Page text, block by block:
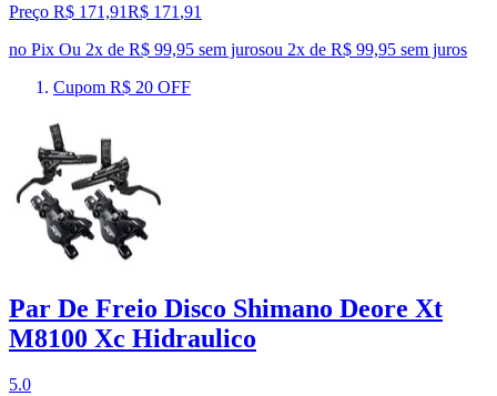
Preço R$ 171,91R$ 171 ,91
no Pix Ou 2x de R$ 99,95 sem jurosou 2x de R$ 99,95 sem juros
Cupom R$ 20 OFF
Par De Freio Disco Shimano Deore Xt
M8100 Xc Hidraulico
5.0